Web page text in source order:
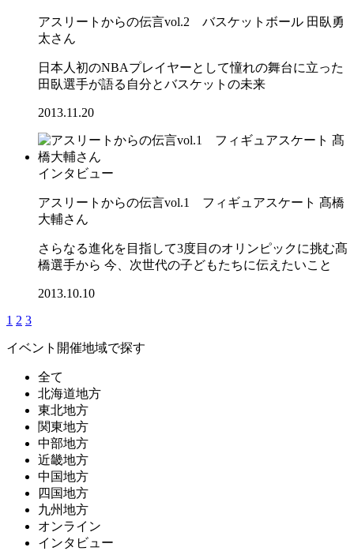
アスリートからの伝言vol.2 バスケットボール 田臥勇
太さん
日本人初のNBAプレイヤーとして憧れの舞台に立った
田臥選手が語る自分とバスケットの未来
2013.11.20
インタビュー
アスリートからの伝言vol.1 フィギュアスケート 髙橋
大輔さん
さらなる進化を目指して3度目のオリンピックに挑む髙
橋選手から 今、次世代の子どもたちに伝えたいこと
2013.10.10
1 2 3
イベント開催地域で探す
全て
北海道地方
東北地方
関東地方
中部地方
近畿地方
中国地方
四国地方
九州地方
オンライン
インタビュー